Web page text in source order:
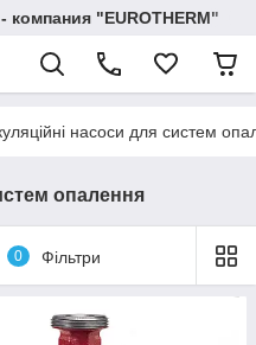
компания "EUROTHERM"
насоси для систем
опалення
0 Фільтри